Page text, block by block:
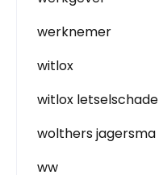
werknemer
witlox
witlox letselschade
wolthers jagersma
ww